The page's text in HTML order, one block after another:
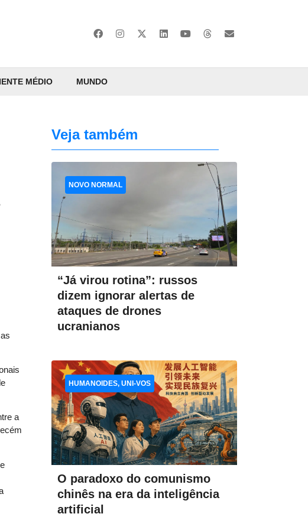
MÉDIO MUNDO
a
Veja também
“Já virou rotina”: russos
dizem ignorar alertas de
ataques de drones
ucranianos
NOVO NORMAL
O paradoxo do comunismo
chinês na era da inteligência
artificial
HUMANOIDES, UNI-VOS